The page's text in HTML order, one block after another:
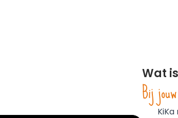
Wat
Bij